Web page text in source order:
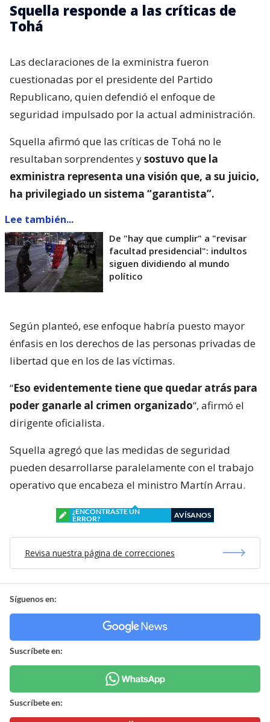
Squella responde a las críticas de
Tohá
Las declaraciones de la exministra fueron
cuestionadas por el presidente del Partido
Republicano, quien defendió el enfoque de
seguridad impulsado por la actual administración.
Squella afirmó que las críticas de Tohá no le
resultaban sorprendentes ysostuvo que la
exministra representa una visión que, a su juicio,
ha privilegiado un sistema “garantista”.
Lee también...
De "hay que cumplir" a "revisar
facultad presidencial": indultos
siguen dividiendo al mundo
político
Según planteó, ese enfoque habría puesto mayor
énfasis en los derechos de las personas privadas de
libertad que en los de las víctimas.
“Eso evidentemente tiene que quedar atrás para
poder ganarle al crimen organizado“, afirmó el
dirigente oficialista.
Squella agregó que las medidas de seguridad
pueden desarrollarse paralelamente con el trabajo
operativo que encabeza el ministro Martín Arrau.
¿ENCONTRASTE UN
ERROR?
AVÍSANOS
Revisa nuestra página de correcciones
Síguenos en:
Suscríbete en:
Suscríbete en: